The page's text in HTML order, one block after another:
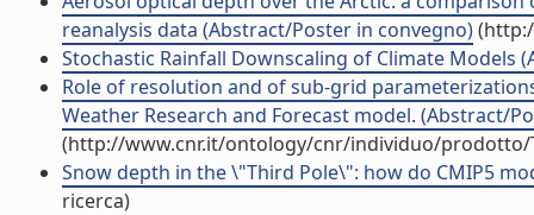
reanalysis data (Abstract/Poster in convegno)
Stochastic Rainfall Downscaling of Climate Models
Role of resolution and of sub-grid
Weather Research and Forecast model. (Abstract/
(http://www.cnr.it/ontology/cnr/individuo/prodotto/
Snow depth in the \"Third Pole\": how do CMIP5
ricerca)